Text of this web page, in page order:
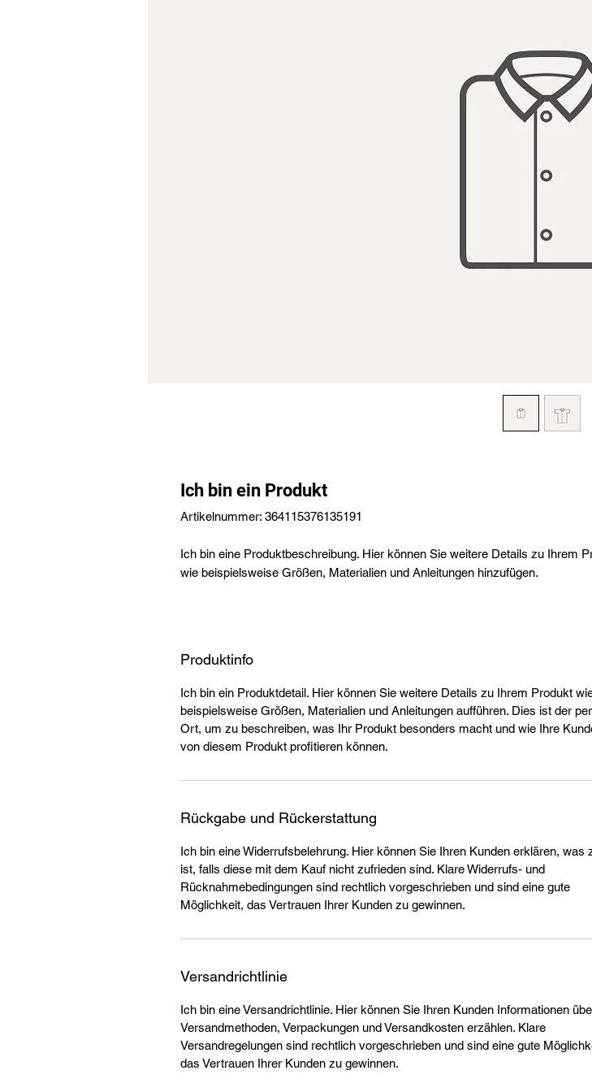
Ich bin ein Produkt
Artikelnummer: 364115376135191
Ich bin eine Produktbeschreibung. Hier können Sie weitere Details zu Ihrem
wie beispielsweise Größen, Materialien und Anleitungen hinzufügen.
Produktinfo
Ich bin ein Produktdetail. Hier können Sie weitere Details zu Ihrem Produkt
beispielsweise Größen, Materialien und Anleitungen aufführen. Dies ist der
Ort, um zu beschreiben, was Ihr Produkt besonders macht und wie Ihre
von diesem Produkt profitieren können.
Rückgabe und Rückerstattung
Ich bin eine Widerrufsbelehrung. Hier können Sie Ihren Kunden erklären, was
ist, falls diese mit dem Kauf nicht zufrieden sind. Klare Widerrufs- und
Rücknahmebedingungen sind rechtlich vorgeschrieben und sind eine gute
Möglichkeit, das Vertrauen Ihrer Kunden zu gewinnen.
Versandrichtlinie
Ich bin eine Versandrichtlinie. Hier können Sie Ihren Kunden Informationen
Versandmethoden, Verpackungen und Versandkosten erzählen. Klare
Versandregelungen sind rechtlich vorgeschrieben und sind eine gute
das Vertrauen Ihrer Kunden zu gewinnen.